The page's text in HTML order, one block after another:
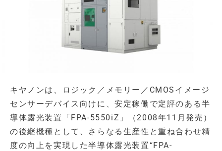
キヤノンは、ロジック／メモリー／CMOSイメージ
センサーデバイス向けに、安定稼働で定評のある半
導体露光装置「FPA-5550iZ」（2008年11月発売）
の後継機種として、さらなる生産性と重ね合わせ精
度の向上を実現した半導体露光装置“FPA-